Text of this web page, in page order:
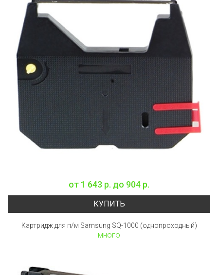
от 1 643 р. до 904 р.
КУПИТЬ
Картридж для п/м Samsung SQ-1000 (однопроходный)
много